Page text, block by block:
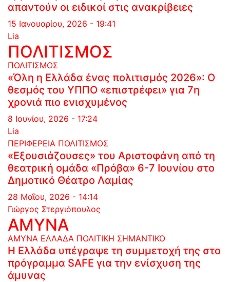
απαντούν οι ειδικοί στις ανακρίβειες
15 Ιανουαρίου, 2026 - 19:41
Lia
ΠΟΛΙΤΙΣΜΟΣ
ΠΟΛΙΤΙΣΜΟΣ
«Όλη η Ελλάδα ένας πολιτισμός 2026»: Ο
θεσμός του ΥΠΠΟ «επιστρέφει» για 7η
χρονιά πιο ενισχυμένος
8 Ιουνίου, 2026 - 17:24
Lia
ΠΕΡΙΦΕΡΕΙΑ ΠΟΛΙΤΙΣΜΟΣ
«Εξουσιάζουσες» του Αριστοφάνη από τη
θεατρική ομάδα «Πρόβα» 6-7 Ιουνίου στο
Δημοτικό Θέατρο Λαμίας
28 Μαΐου, 2026 - 14:14
Γιώργος Στεργιόπουλος
ΑΜΥΝΑ
ΑΜΥΝΑ ΕΛΛΑΔΑ ΠΟΛΙΤΙΚΗ ΣΗΜΑΝΤΙΚΟ
Η Ελλάδα υπέγραψε τη συμμετοχή της στο
πρόγραμμα SAFE για την ενίσχυση της
άμυνας